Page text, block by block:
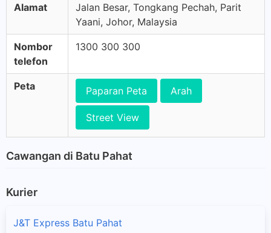
Alamat
Jalan Besar, Tongkang Pechah, Parit
Yaani, Johor, Malaysia
Nombor
telefon
1300 300 300
Peta Paparan Peta Arah
Street View
Cawangan di Batu Pahat
Kurier
J&T Express Batu Pahat